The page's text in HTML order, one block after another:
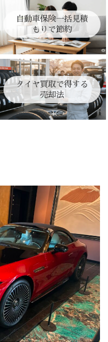
自動車保険一括見積
もりで節約
タイヤ買取で得する
売却法